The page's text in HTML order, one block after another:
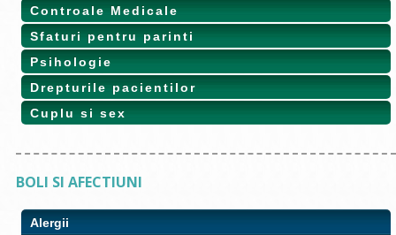
Controale Medicale
Sfaturi pentru parinti
Psihologie
Drepturile pacientilor
Cuplu si sex
BOLI SI AFECTIUNI
Alergii